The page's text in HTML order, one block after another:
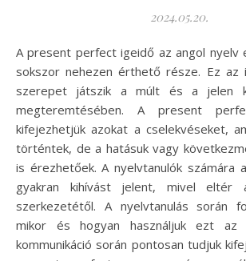
2024.05.20.
A present perfect igeidő az angol nyelv egyik alapvető és
sokszor nehezen érthető része. Ez az
szerepet játszik a múlt és a jelen
megteremtésében. A present
kifejezhetjük azokat a cselekvéseket,
történtek, de a hatásuk vagy
is érezhetőek. A nyelvtanulók számára
gyakran kihívást jelent, mivel eltér
szerkezetétől. A nyelvtanulás során
mikor és hogyan használjuk ezt
kommunikáció során pontosan tudjuk